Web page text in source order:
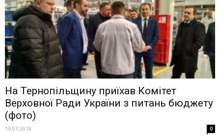
На Тернопільщину приїхав Комітет
Верховної Ради України з питань бюджету
(фото)
16.03.2018 0